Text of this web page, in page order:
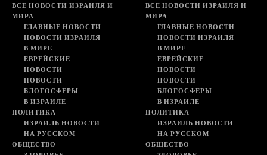
ВСЕ НОВОСТИ ИЗРАИЛЯ И
МИРА
ГЛАВНЫЕ НОВОСТИ
НОВОСТИ ИЗРАИЛЯ
В МИРЕ
ЕВРЕЙСКИЕ
НОВОСТИ
НОВОСТИ
БЛОГОСФЕРЫ
В ИЗРАИЛЕ
ПОЛИТИКА
ИЗРАИЛЬ НОВОСТИ
НА РУССКОМ
ОБЩЕСТВО
ВСЕ НОВОСТИ ИЗРАИЛЯ И
МИРА
ГЛАВНЫЕ НОВОСТИ
НОВОСТИ ИЗРАИЛЯ
В МИРЕ
ЕВРЕЙСКИЕ
НОВОСТИ
НОВОСТИ
БЛОГОСФЕРЫ
В ИЗРАИЛЕ
ПОЛИТИКА
ИЗРАИЛЬ НОВОСТИ
НА РУССКОМ
ОБЩЕСТВО